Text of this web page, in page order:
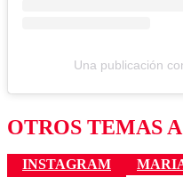
Una publicación
OTROS TEMAS
INSTAGRAM